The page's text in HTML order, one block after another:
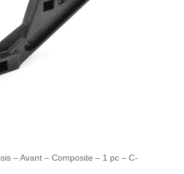
– Avant – Composite – 1 pc – C-